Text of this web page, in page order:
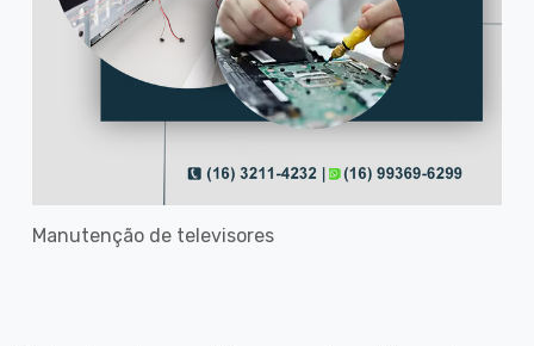
Manutenção de televisores